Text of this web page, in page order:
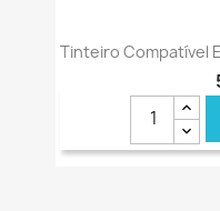
Tinteiro Compatível